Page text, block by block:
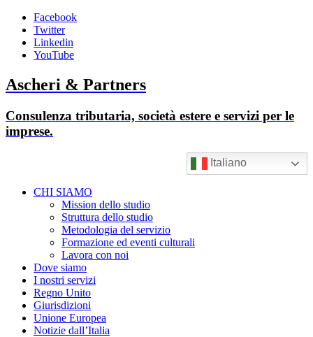
Facebook
Twitter
Linkedin
YouTube
Ascheri & Partners
Consulenza tributaria, società estere e servizi per le
imprese.
Italiano
CHI SIAMO
Mission dello studio
Struttura dello studio
Metodologia del servizio
Formazione ed eventi culturali
Lavora con noi
Dove siamo
I nostri servizi
Regno Unito
Giurisdizioni
Unione Europea
Notizie dall’Italia